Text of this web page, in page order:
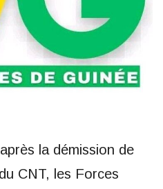
la démission de
CNT, les Forces